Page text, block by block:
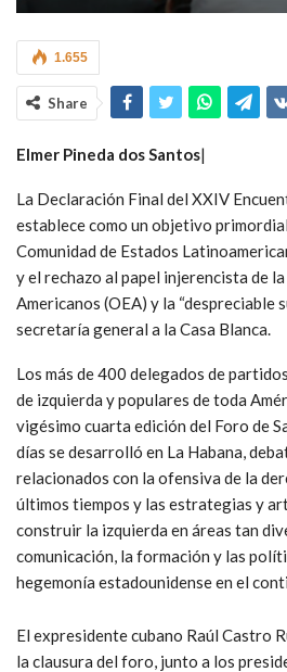
1.655
Share
Elmer Pineda dos Santos|
La Declaración Final del XXIV
establece como un objetivo
Comunidad de Estados
y el rechazo al papel injerencista de
Americanos (OEA) y la “despreciable
secretaría general a la Casa Blanca.
Los más de 400 delegados de
de izquierda y populares de toda
vigésimo cuarta edición del Foro de
días se desarrolló en La Habana,
relacionados con la ofensiva de la
últimos tiempos y las estrategias y
construir la izquierda en áreas tan
comunicación, la formación y las
hegemonía estadounidense en el
El expresidente cubano Raúl Castro
la clausura del foro, junto a los